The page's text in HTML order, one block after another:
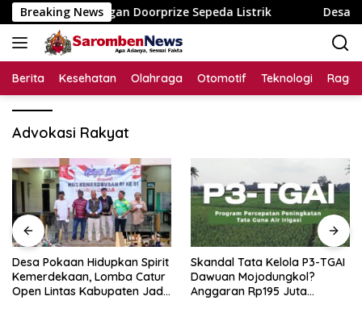
Langsung
ke
konten
Breaking News
dengan Doorprize Sepeda Listrik Desa
Berita Kesehatan Olahraga Otomotif Teknologi
Advokasi Rakyat
Desa Pokaan Hidupkan Spirit
Kemerdekaan, Lomba Catur
Open Lintas Kabupaten Jadi
Skandal Tata Kelola P3-TGAI
Dawuan Mojodungkol?
Anggaran Rp195 Juta